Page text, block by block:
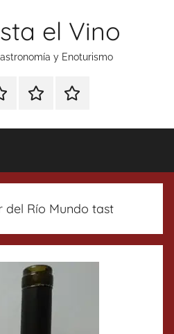
el Vino
y Enoturismo
RankingContacto
del Río Mundo tast